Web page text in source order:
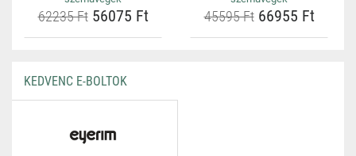
62235 Ft56075 Ft 45595 Ft66955 Ft
KEDVENC E-BOLTOK